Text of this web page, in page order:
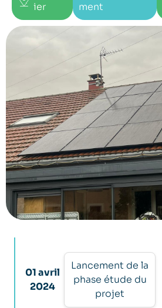
ier
ment
01 avril
2024
Lancement de la
phase étude du
projet